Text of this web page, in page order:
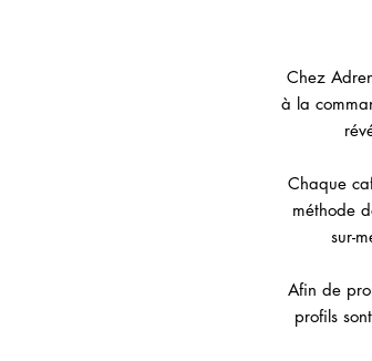
Chez
à la
Chaque
méthode
sur-
Afin de
profils